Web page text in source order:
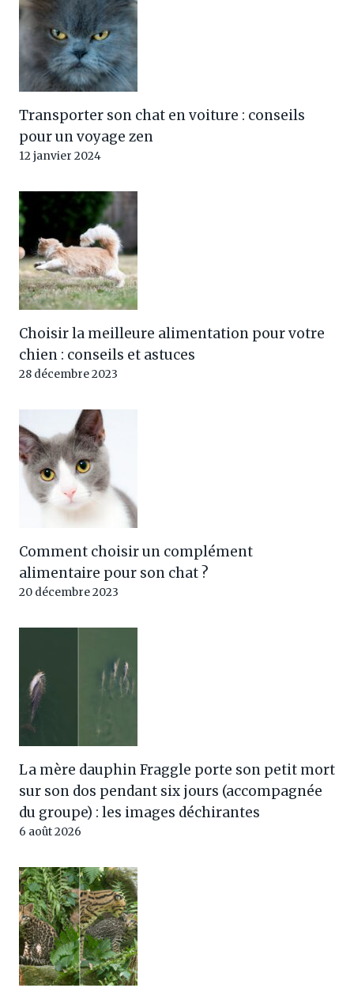
Transporter son chat en voiture : conseils
pour un voyage zen
12 janvier 2024
Choisir la meilleure alimentation pour votre
chien : conseils et astuces
28 décembre 2023
Comment choisir un complément
alimentaire pour son chat ?
20 décembre 2023
La mère dauphin Fraggle porte son petit mort
sur son dos pendant six jours (accompagnée
du groupe) : les images déchirantes
6 août 2026